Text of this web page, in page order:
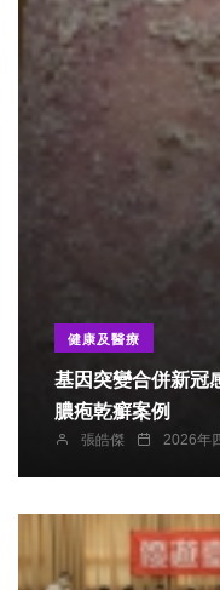
健康及醫療
基因突變合併新
膿疱乾癬案例
張皓傑 2026年